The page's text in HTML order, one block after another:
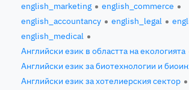
english_marketing
english_commerce
english_accountancy
english_legal
english_medical
Английски език в областта на екологията
Английски език за биотехнологии и
Английски език за хотелиерския сектор